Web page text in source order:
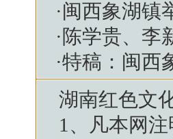
·闽西象湖镇
· 陈学贵、李
·特稿：闽西
湖南红色文
1、凡本网注